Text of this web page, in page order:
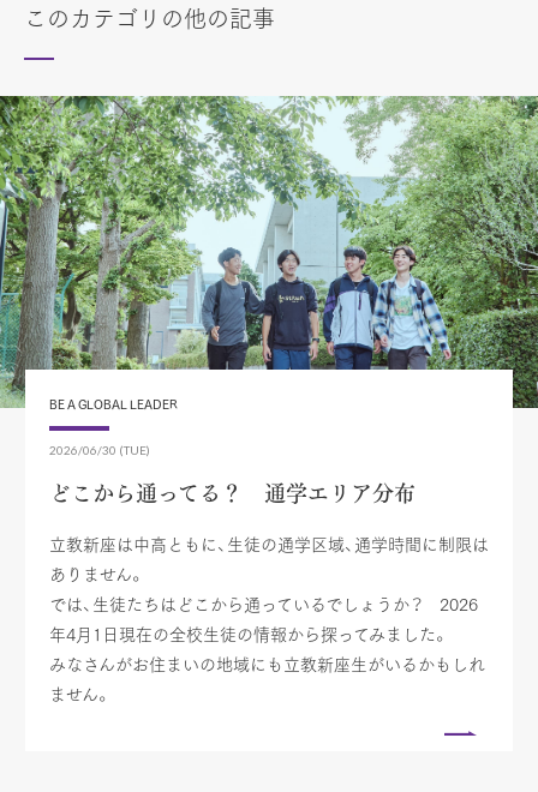
このカテゴリの他の記事
BE A GLOBAL LEADER
2026/06/30 (TUE)
どこから通ってる？ 通学エリア分布
立教新座は中高ともに、生徒の通学区域、通学時間に制限は
ありません。
では、生徒たちはどこから通っているでしょうか？ 2026
年4月1日現在の全校生徒の情報から探ってみました。
みなさんがお住まいの地域にも立教新座生がいるかもしれ
ません。